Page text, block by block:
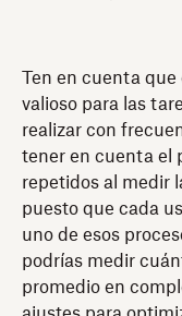
Ten en cuenta
valioso para las
realizar con
tener en cuenta el
repetidos al medir
puesto que cada
uno de esos
podrías medir
promedio en